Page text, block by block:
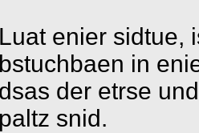
Luat enier sidtue,
bstuchbaen in
dsas der etrse
paltz snid.